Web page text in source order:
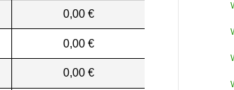
0,00 €
0,00 €
0,00 €